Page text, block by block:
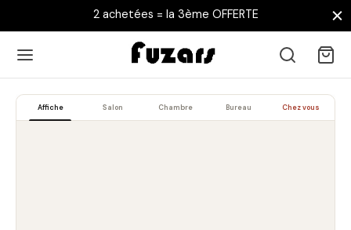
2 achetées = la 3ème OFFERTE
Affiche Salon Chambre Bureau Chez vous